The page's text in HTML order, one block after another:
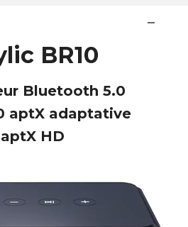
BR10
Bluetooth 5.0
aptX adaptative
aptX HD